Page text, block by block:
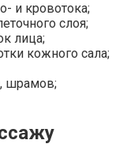
и кровотока;
слоя;
лица;
кожного сала;
шрамов;